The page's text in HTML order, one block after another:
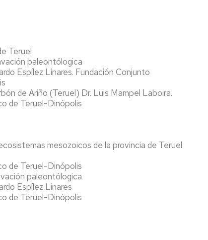
Teruel
paleontólogica
Espílez Linares. Fundación Conjunto
de Ariño (Teruel) Dr. Luis Mampel Laboira.
de Teruel-Dinópolis
mesozoicos de la provincia de Teruel
de Teruel-Dinópolis
paleontólogica
Espílez Linares
de Teruel-Dinópolis